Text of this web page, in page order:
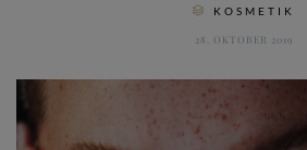
 KOSMETIK
28. OKTOBER 2019